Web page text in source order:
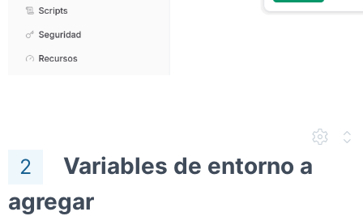
2
Variables de entorno a
agregar